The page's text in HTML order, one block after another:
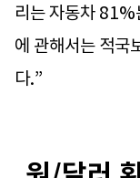
리는 자동차 81%
에 관해서는 적국
다.”